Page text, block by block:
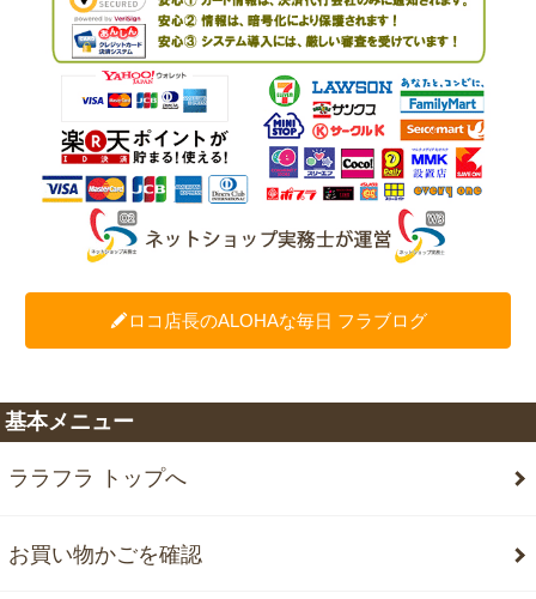
ロコ店長のALOHAな毎日 フラブログ
基本メニュー
ララフラ トップへ
お買い物かごを確認